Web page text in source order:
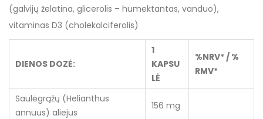
(galvijų želatina, glicerolis – humektantas, vanduo),
vitaminas D3 (cholekalciferolis)
DIENOS DOZĖ:
1
KAPSU
LĖ
%NRV* / %
RMV*
Saulėgrąžų (Helianthus
annuus) aliejus
156 mg